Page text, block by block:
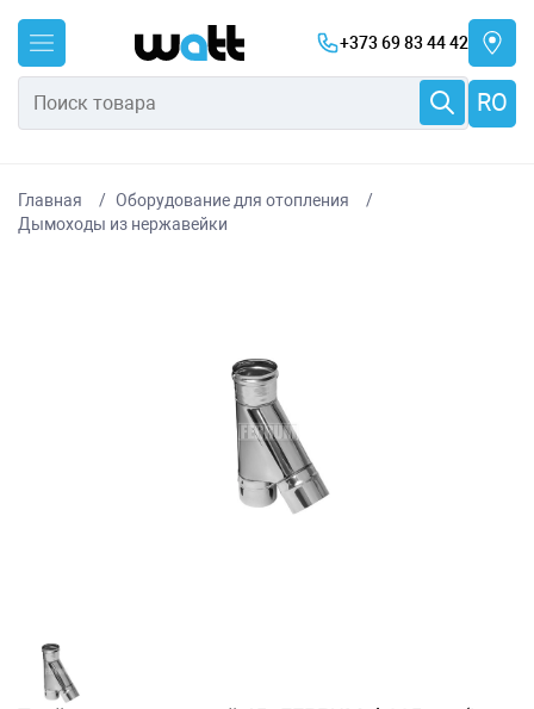
+373 69 83 44 42
RO
Главная
Оборудование для отопления
Дымоходы из нержавейки